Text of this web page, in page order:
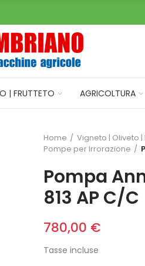
| FRUTTETO AGRICOLTURA
Home Vigneto | Oliveto |
Pompe per Irrorazione
Pompa
813 AP C/C
780,00 €
Tasse incluse